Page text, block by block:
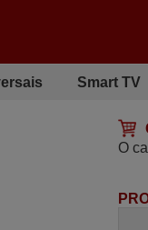
Smart TV
O